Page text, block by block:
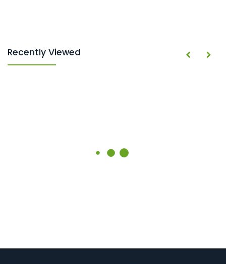
Recently Viewed